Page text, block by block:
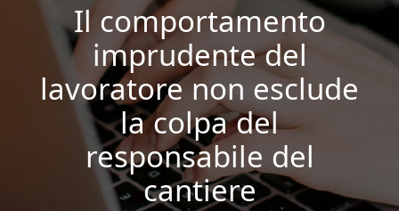
Il comportamento
imprudente del
lavoratore non esclude
la colpa del
responsabile del
cantiere